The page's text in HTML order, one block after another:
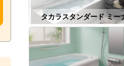
タカラスタンダード ミー